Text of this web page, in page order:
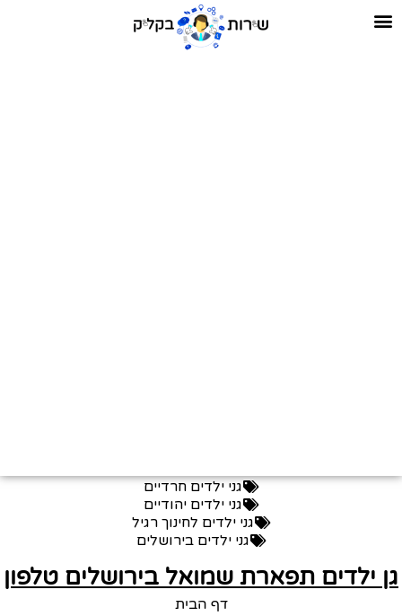
גני ילדים חרדיים
גני ילדים יהודיים
גני ילדים לחינוך רגיל
גני ילדים בירושלים
ילדים תפארת שמואל בירושלים טלפון
דף הבית